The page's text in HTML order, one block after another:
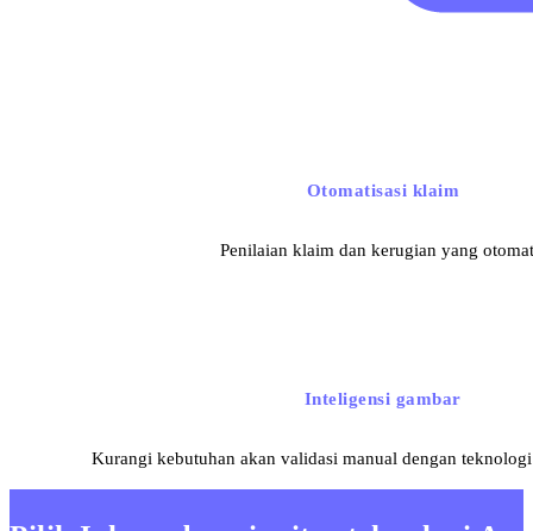
Otomatisasi klaim
Penilaian klaim dan kerugian yang
Inteligensi gambar
Kurangi kebutuhan akan validasi manual dengan